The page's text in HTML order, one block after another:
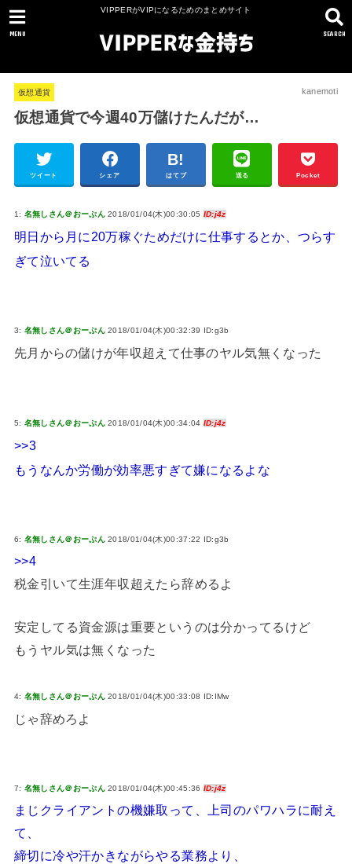
VIPPERがVIPになるためのまとめサイト
SEARCH
MENU
仮想通貨 kanemoti
仮想通貨で今週40万儲けたんだが…
ツイート シェア はてブ 送る Pocket
1: 名無しさん＠おーぷん2018/01/04(木)00:30:05 ID:j4z
明日から月に20万稼ぐためだけに仕事するとか、つらす
ぎて泣いてる
3: 名無しさん＠おーぷん2018/01/04(木)00:32:39 ID:g3b
先月からの儲けが年収超えて仕事のヤル気無くなった
5: 名無しさん＠おーぷん2018/01/04(木)00:34:04 ID:j4z
>>3
もうなんか労働が効率悪すぎて嫌になるよな
6: 名無しさん＠おーぷん2018/01/04(木)00:37:22 ID:g3b
>>4
税金引いて生涯年収超えたら辞めるよ
安定してる資金源は重要というのは分かってるけど
もうヤル気は無くなった
4: 名無しさん＠おーぷん2018/01/04(木)00:33:08 ID:IMw
じゃ辞めろよ
7: 名無しさん＠おーぷん2018/01/04(木)00:45:36 ID:j4z
まじクライアントの機嫌取って、上司のパワハラに耐え
て、
締切に冷や汗かきながらやる業務より、